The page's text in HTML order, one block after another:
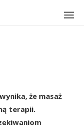
że masaż
terapii.